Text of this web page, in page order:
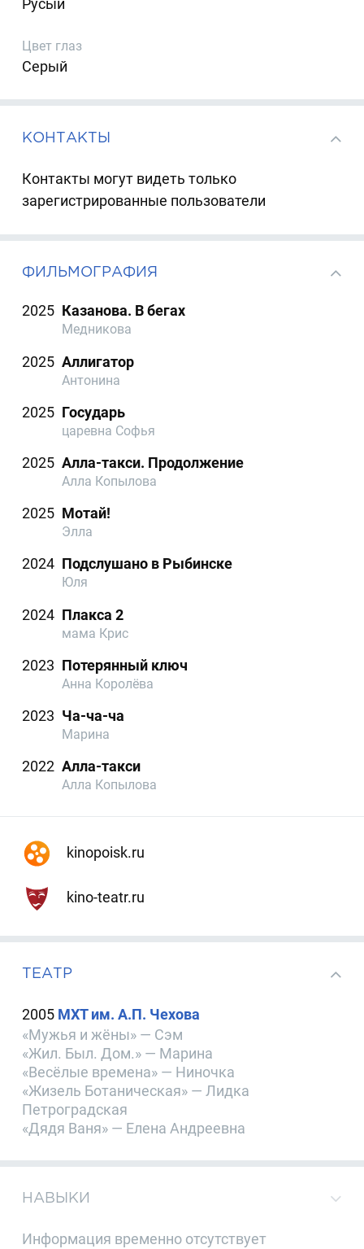
Русый
Цвет глаз
Серый
КОНТАКТЫ
Контакты могут видеть только
зарегистрированные пользователи
ФИЛЬМОГРАФИЯ
2025 Казанова. В бегах
Медникова
2025 Аллигатор
Антонина
2025 Государь
царевна Софья
2025 Алла-такси. Продолжение
Алла Копылова
2025 Мотай!
Элла
2024 Подслушано в Рыбинске
Юля
2024 Плакса 2
мама Крис
2023 Потерянный ключ
Анна Королёва
2023 Ча-ча-ча
Марина
2022 Алла-такси
Алла Копылова
kinopoisk.ru
kino-teatr.ru
ТЕАТР
2005 МХТ им. А.П. Чехова
«Мужья и жёны» — Сэм
«Жил. Был. Дом.» — Марина
«Весёлые времена» — Ниночка
«Жизель Ботаническая» — Лидка
Петроградская
«Дядя Ваня» — Елена Андреевна
НАВЫКИ
Информация временно отсутствует